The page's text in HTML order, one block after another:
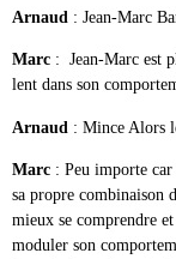
Arnaud : Jean-Marc
Marc : Jean-Marc est
lent dans son
Arnaud : Mince Alors
Marc : Peu importe
sa propre combinaison
mieux se comprendre
moduler son